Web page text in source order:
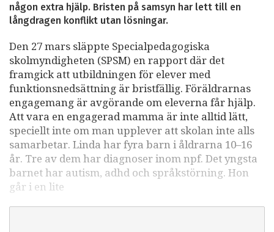
någon extra hjälp. Bristen på samsyn har lett till en
långdragen konflikt utan lösningar.
Den 27 mars släppte Specialpedagogiska
skolmyndigheten (SPSM) en rapport där det
framgick att utbildningen för elever med
funktionsnedsättning är bristfällig. Föräldrarnas
engagemang är avgörande om eleverna får hjälp.
Att vara en engagerad mamma är inte alltid lätt,
speciellt inte om man upplever att skolan inte alls
samarbetar. Linda har fyra barn i åldrarna 10–16
år. Tre av dem har diagnoser inom npf. Det yngsta
barnet har autism, adhd och språkstörning. Hon
går i en lite